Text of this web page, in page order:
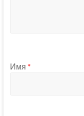
Имя *